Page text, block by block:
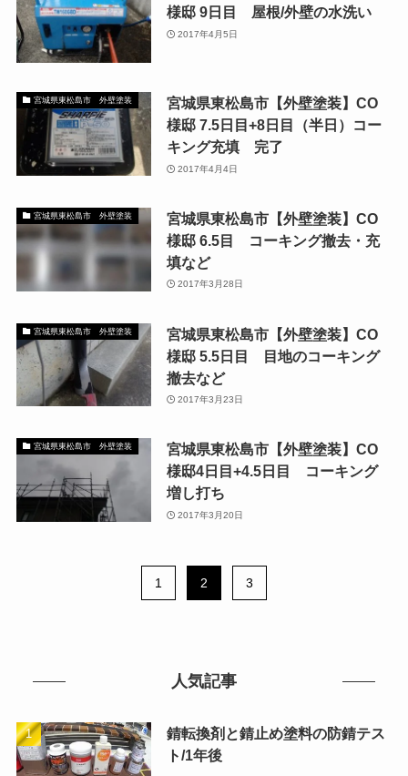
様邸 9日目 屋根/外壁の水洗い
2017年4月5日
宮城県東松島市 外壁塗装
宮城県東松島市【外壁塗装】CO
様邸 7.5日目+8日目（半日）コー
キング充填 完了
2017年4月4日
宮城県東松島市 外壁塗装
宮城県東松島市【外壁塗装】CO
様邸 6.5目 コーキング撤去・充
填など
2017年3月28日
宮城県東松島市 外壁塗装
宮城県東松島市【外壁塗装】CO
様邸 5.5日目 目地のコーキング
撤去など
2017年3月23日
宮城県東松島市 外壁塗装
宮城県東松島市【外壁塗装】CO
様邸4日目+4.5日目 コーキング
増し打ち
2017年3月20日
1 2 3
人気記事
錆転換剤と錆止め塗料の防錆テス
ト/1年後